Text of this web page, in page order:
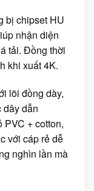
bị chipset HU
nhận diện
tải. Đồng thời
khi xuất 4K.
lõi đồng dày,
dây dẫn
PVC + cotton,
với cáp rẻ dễ
nghìn lần mà